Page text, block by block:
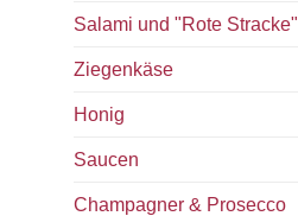
Salami und "Rote Stracke"
Ziegenkäse
Honig
Saucen
Champagner & Prosecco